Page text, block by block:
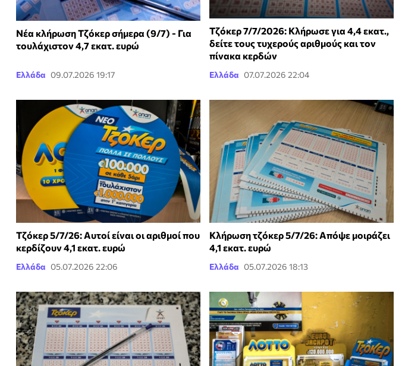
Νέα κλήρωση Τζόκερ σήμερα (9/7) - Για
τουλάχιστον 4,7 εκατ. ευρώ
Ελλάδα 09.07.2026 19:17
Τζόκερ 7/7/2026: Κλήρωσε για 4,4 εκατ.,
δείτε τους τυχερούς αριθμούς και τον
πίνακα κερδών
Ελλάδα 07.07.2026 22:04
Τζόκερ 5/7/26: Αυτοί είναι οι αριθμοί που
κερδίζουν 4,1 εκατ. ευρώ
Ελλάδα 05.07.2026 22:06
Κλήρωση τζόκερ 5/7/26: Απόψε μοιράζει
4,1 εκατ. ευρώ
Ελλάδα 05.07.2026 18:13